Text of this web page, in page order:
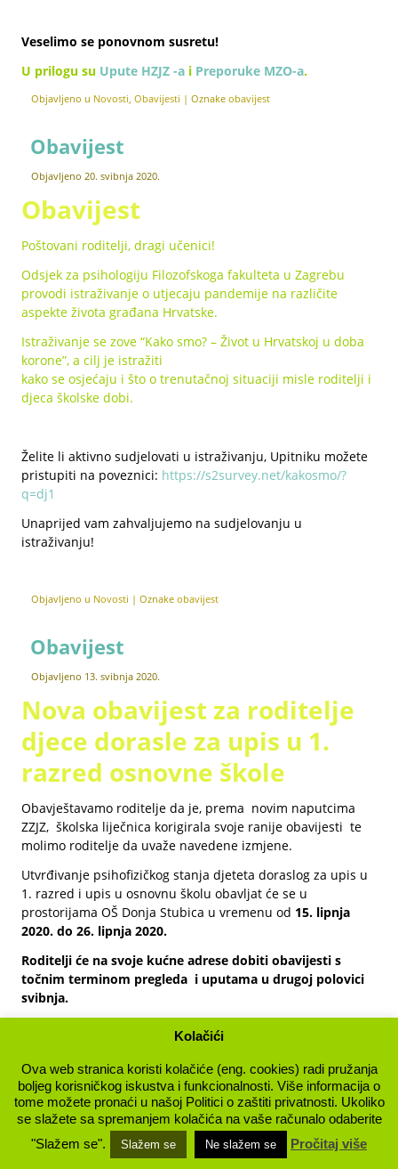
Veselimo se ponovnom susretu!
U prilogu su Upute HZJZ -a i Preporuke MZO-a.
Objavljeno u Novosti,Obavijesti |Oznake obavijest
Obavijest
Objavljeno 20. svibnja 2020.
Obavijest
Poštovani roditelji, dragi učenici!
Odsjek za psihologiju Filozofskoga fakulteta u Zagrebu
provodi istraživanje o utjecaju pandemije na različite
aspekte života građana Hrvatske.
Istraživanje se zove “Kako smo? – Život u Hrvatskoj u doba
korone”, a cilj je istražiti
kako se osjećaju i što o trenutačnoj situaciji misle roditelji i
djeca školske dobi.
Želite li aktivno sudjelovati u istraživanju, Upitniku možete
pristupiti na poveznici: https://s2survey.net/kakosmo/?
q=dj1
Unaprijed vam zahvaljujemo na sudjelovanju u
istraživanju!
Objavljeno u Novosti |Oznake obavijest
Obavijest
Objavljeno 13. svibnja 2020.
Nova obavijest za roditelje
djece dorasle za upis u 1.
razred osnovne škole
Obavještavamo roditelje da je, prema novim naputcima
ZZJZ, školska liječnica korigirala svoje ranije obavijesti te
molimo roditelje da uvaže navedene izmjene.
Utvrđivanje psihofizičkog stanja djeteta doraslog za upis u
1. razred i upis u osnovnu školu obavljat će se u
prostorijama OŠ Donja Stubica u vremenu od 15. lipnja
2020. do 26. lipnja 2020.
Roditelji će na svoje kućne adrese dobiti obavijesti s
točnim terminom pregleda i uputama u drugoj polovici
svibnja.
Dokumentacija pribavljena za prvi (neodržani) rok pregleda
djece vrijediti će i za ovaj novi termin (zubna putovnica,
laboratorijski nalazi, upitnici). Ukoliko netko nije ranije
uspio pribaviti zubnu putovnicu ili laboratorijski nalaz nije
potrebno obavljati to za ovaj upisni rok.
Zbog novih okolnosti potrebno je da s djetetom na upis
dođe samojedan roditeljte dostavi uz cijepnu knjižicu
Kolačići
Ova web stranica koristi kolačiće (eng. cookies) radi pružanja
boljeg korisničkog iskustva i funkcionalnosti. Više informacija o
tome možete pronaći u našoj Politici o zaštiti privatnosti. Ukoliko
se slažete sa spremanjem kolačića na vaše računalo odaberite
"Slažem se".
Slažem se Ne slažem se Pročitaj više